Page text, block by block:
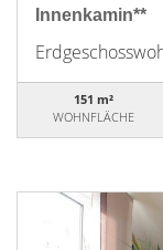
Innenkamin**
151 m²
WOHNFLÄCHE